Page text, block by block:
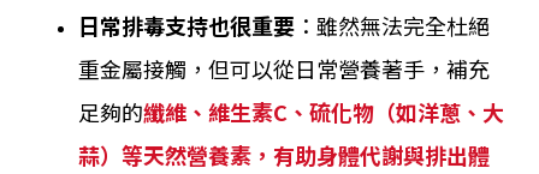
日常排毒支持也很重要 ：雖然無法完全杜絕
重金屬接觸，但可以從日常營養著手，補充
足夠的纖維、維生素C、硫化物（如洋蔥、大
蒜）等天然營養素，有助身體代謝與排出體